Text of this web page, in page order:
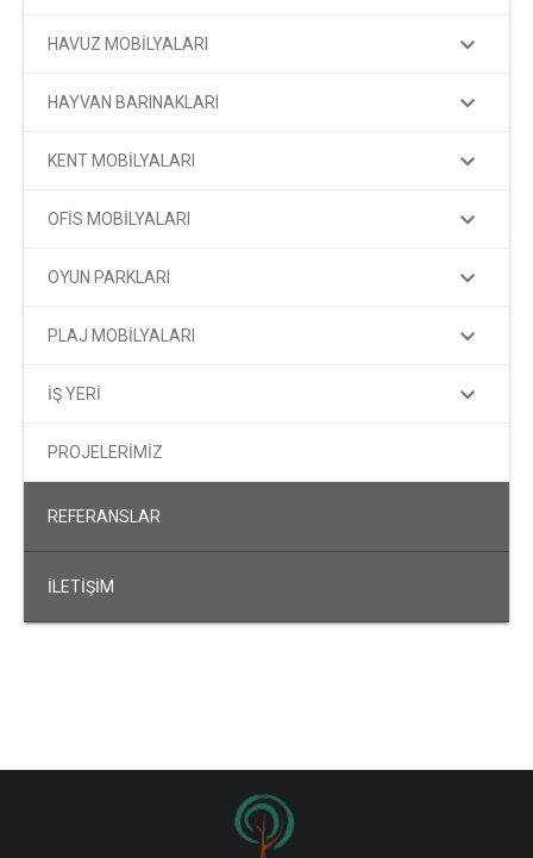
HAVUZ MOBİLYALARI
HAYVAN BARINAKLARI
KENT MOBİLYALARI
OFİS MOBİLYALARI
OYUN PARKLARI
PLAJ MOBİLYALARI
İŞ YERİ
PROJELERİMİZ
REFERANSLAR
İLETİŞİM